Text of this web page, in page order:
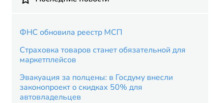
ФНС обновила реестр МСП
Страховка товаров станет обязательной для
маркетплейсов
Эвакуация за полцены: в Госдуму внесли
законопроект о скидках 50% для
автовладельцев